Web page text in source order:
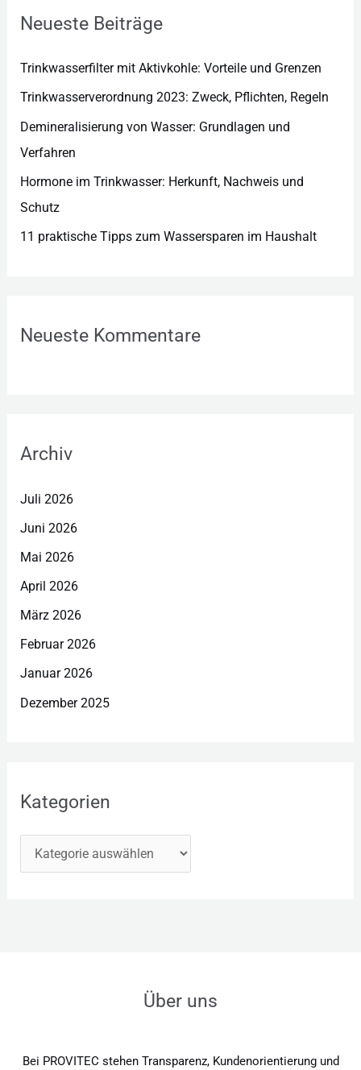
Neueste Beiträge
Trinkwasserfilter mit Aktivkohle: Vorteile und Grenzen
Trinkwasserverordnung 2023: Zweck, Pflichten, Regeln
Demineralisierung von Wasser: Grundlagen und
Verfahren
Hormone im Trinkwasser: Herkunft, Nachweis und
Schutz
11 praktische Tipps zum Wassersparen im Haushalt
Neueste Kommentare
Archiv
Juli 2026
Juni 2026
Mai 2026
April 2026
März 2026
Februar 2026
Januar 2026
Dezember 2025
Kategorien
r
e
n
Über uns
Bei PROVITEC stehen Transparenz, Kundenorientierung und